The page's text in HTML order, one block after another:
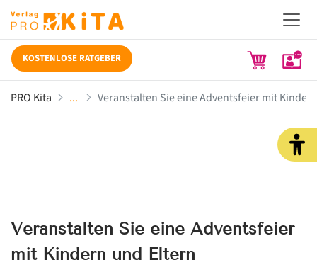
KOSTENLOSE RATGEBER
PRO Kita Veranstalten Sie eine Adventsfeier mit
Veranstalten Sie eine Adventsfeier
mit Kindern und Eltern